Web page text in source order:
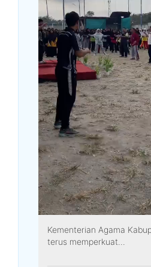
Kementerian Agama
terus memperkuat...